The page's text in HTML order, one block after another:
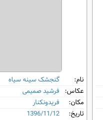
نام:
گنجشک سینه‌ سیاه
عکاس: فرشید صمیمی
مکان:
فریدونکنار
تاریخ:
1396/11/12